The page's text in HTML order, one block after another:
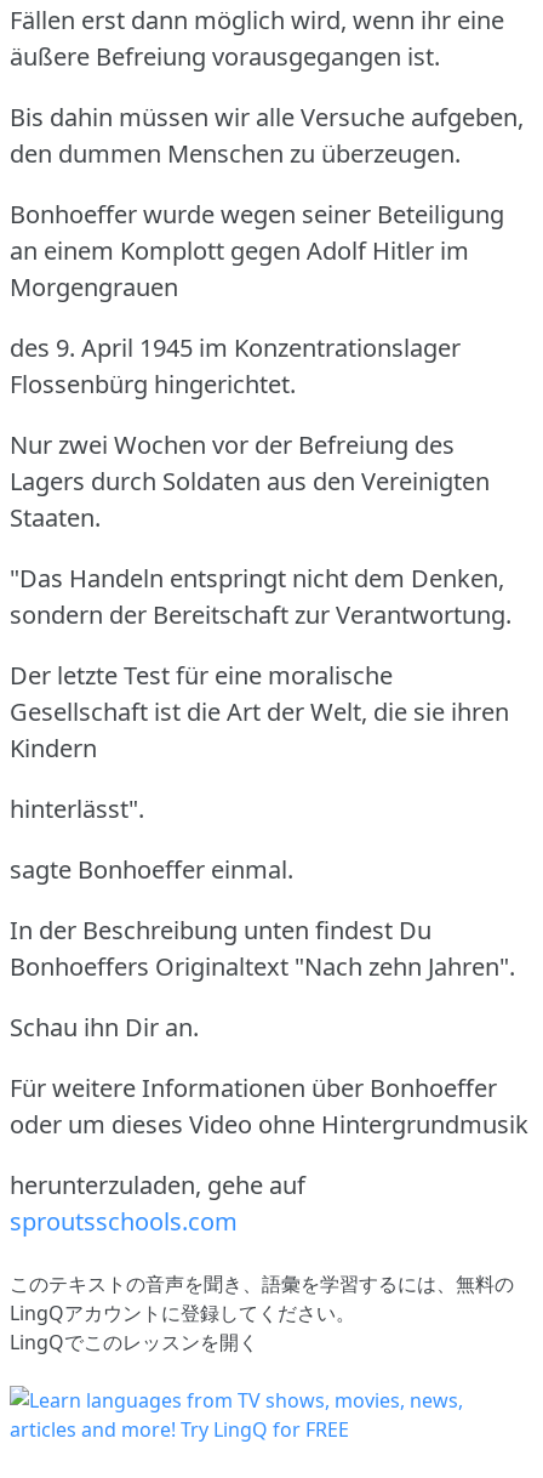
Fällen erst dann möglich wird, wenn ihr eine
äußere Befreiung vorausgegangen ist.
Bis dahin müssen wir alle Versuche aufgeben,
den dummen Menschen zu überzeugen.
Bonhoeffer wurde wegen seiner Beteiligung
an einem Komplott gegen Adolf Hitler im
Morgengrauen
des 9. April 1945 im Konzentrationslager
Flossenbürg hingerichtet.
Nur zwei Wochen vor der Befreiung des
Lagers durch Soldaten aus den Vereinigten
Staaten.
"Das Handeln entspringt nicht dem Denken,
sondern der Bereitschaft zur Verantwortung.
Der letzte Test für eine moralische
Gesellschaft ist die Art der Welt, die sie ihren
Kindern
hinterlässt".
sagte Bonhoeffer einmal.
In der Beschreibung unten findest Du
Bonhoeffers Originaltext "Nach zehn Jahren".
Schau ihn Dir an.
Für weitere Informationen über Bonhoeffer
oder um dieses Video ohne Hintergrundmusik
herunterzuladen, gehe auf
sproutsschools.com
このテキストの音声を聞き、語彙を学習するには、 無料の
LingQアカウントに登録してください。
LingQでこのレッスンを開く